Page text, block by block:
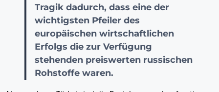
Tragik dadurch, dass eine der
wichtigsten Pfeiler des
europäischen wirtschaftlichen
Erfolgs die zur Verfügung
stehenden preiswerten russischen
Rohstoffe waren.